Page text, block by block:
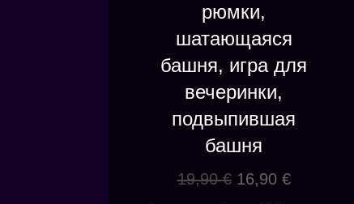
рюмки,
шатающаяся
башня, игра для
вечеринки,
подвыпившая
башня
19,90€ Первоначальная
16,90 €Текущая